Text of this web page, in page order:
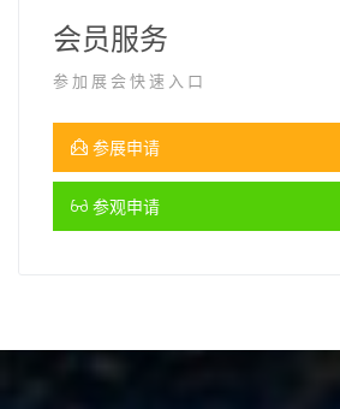
会员服务
参加展会快速入口
参展申请
参观申请